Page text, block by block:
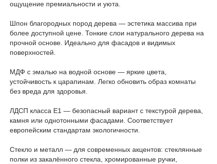
ощущение премиальности и уюта.
Шпон благородных пород дерева — эстетика массива при
более доступной цене. Тонкие слои натурального дерева на
прочной основе. Идеально для фасадов и видимых
поверхностей.
МДФ с эмалью на водной основе — яркие цвета,
устойчивость к царапинам. Легко обновить образ комнаты
без вреда для здоровья.
ЛДСП класса Е1 — безопасный вариант с текстурой дерева,
камня или однотонными фасадами. Соответствует
европейским стандартам экологичности.
Стекло и металл — для современных акцентов: стеклянные
полки из закалённого стекла, хромированные ручки,